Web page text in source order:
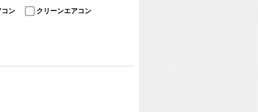
ン
クリーンエアコン